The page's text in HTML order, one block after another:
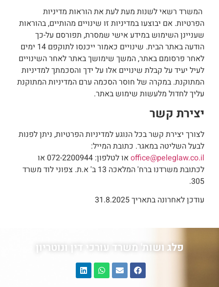
המשרד רשאי לשנות מעת לעת את הוראות מדיניות
הפרטיות. אם יבוצעו במדיניות זו שינויים מהותיים, בהוראות
שעניינן השימוש במידע אישי שמסרת, תפורסם על-כך
הודעה באתר הבית. שינויים כאמור ייכנסו לתוקפם 14 ימים
לאחר פרסומם באתר, המשך שימושך באתר לאחר השינויים
לעיל יעיד על קבלת שינויים אלו על ידך והסכמתך למדיניות
המתוקנת. במקרה של חוסר הסכמה ערם המדיניות המתוקנת
עליך לחדול מלעשות שימוש באתר.
יצירת קשר
לצורך יצירת קשר בכל הנוגע למדיניות הפרטיות, ניתן לפנות
לבעל השליטה במאגר. כתובת המייל:
office@peleglaw.co.il
או לטלפון: 072-2200944 או
לכתובת משרדנו ברח' המלאכה 13 ב' א.ת. צפוני לוד משרד
305.
עודכן לאחרונה בתאריך 31.8.2025
פלג ושות' משרד עורכי דין ונוטריון